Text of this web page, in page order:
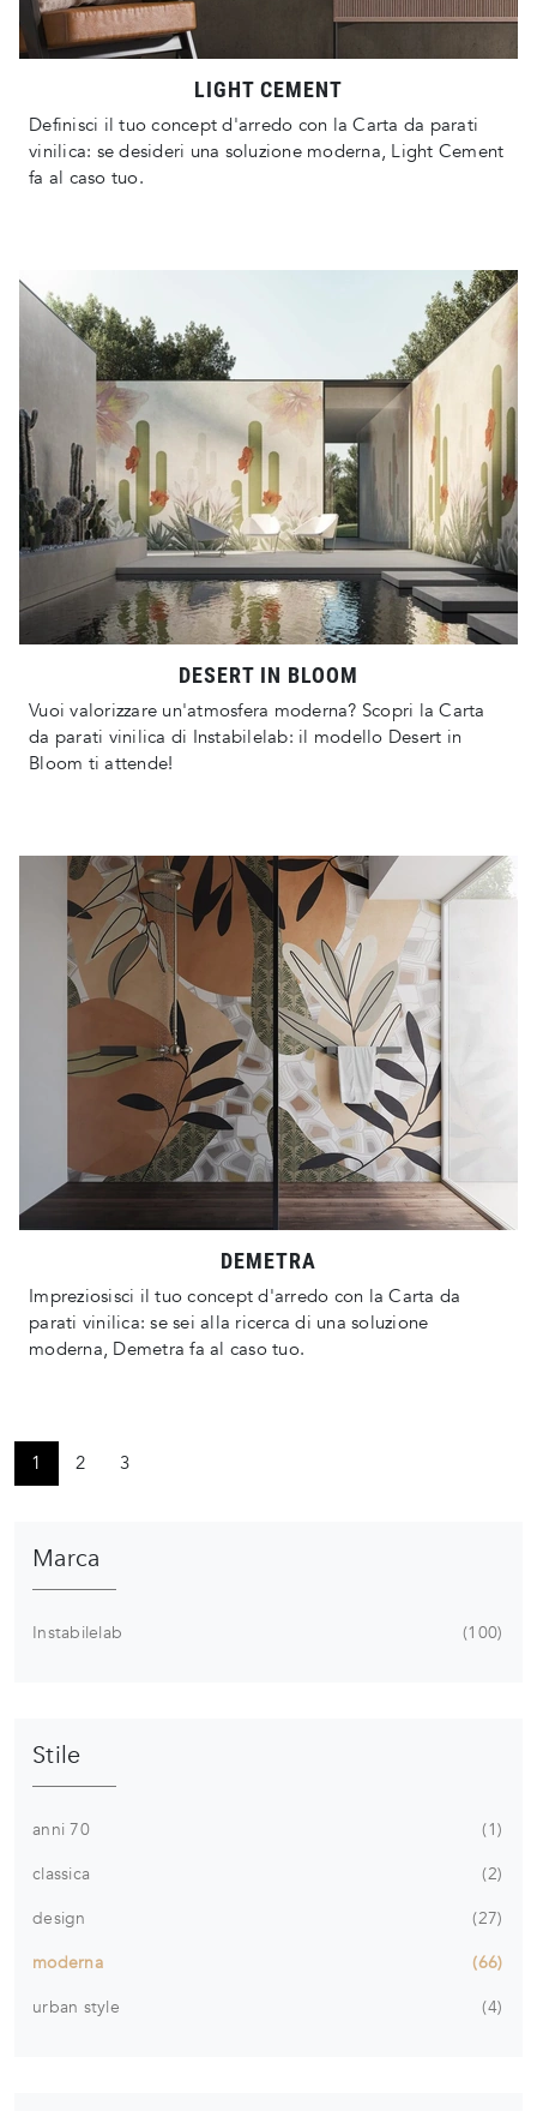
LIGHT CEMENT
Definisci il tuo concept d'arredo con la Carta da parati
vinilica: se desideri una soluzione moderna, Light Cement
fa al caso tuo.
DESERT IN BLOOM
Vuoi valorizzare un'atmosfera moderna? Scopri la Carta
da parati vinilica di Instabilelab: il modello Desert in
Bloom ti attende!
DEMETRA
Impreziosisci il tuo concept d'arredo con la Carta da
parati vinilica: se sei alla ricerca di una soluzione
moderna, Demetra fa al caso tuo.
1 2 3
Marca
Instabilelab 100
Stile
anni 70
1
classica
2
design
27
moderna
66
urban style
4